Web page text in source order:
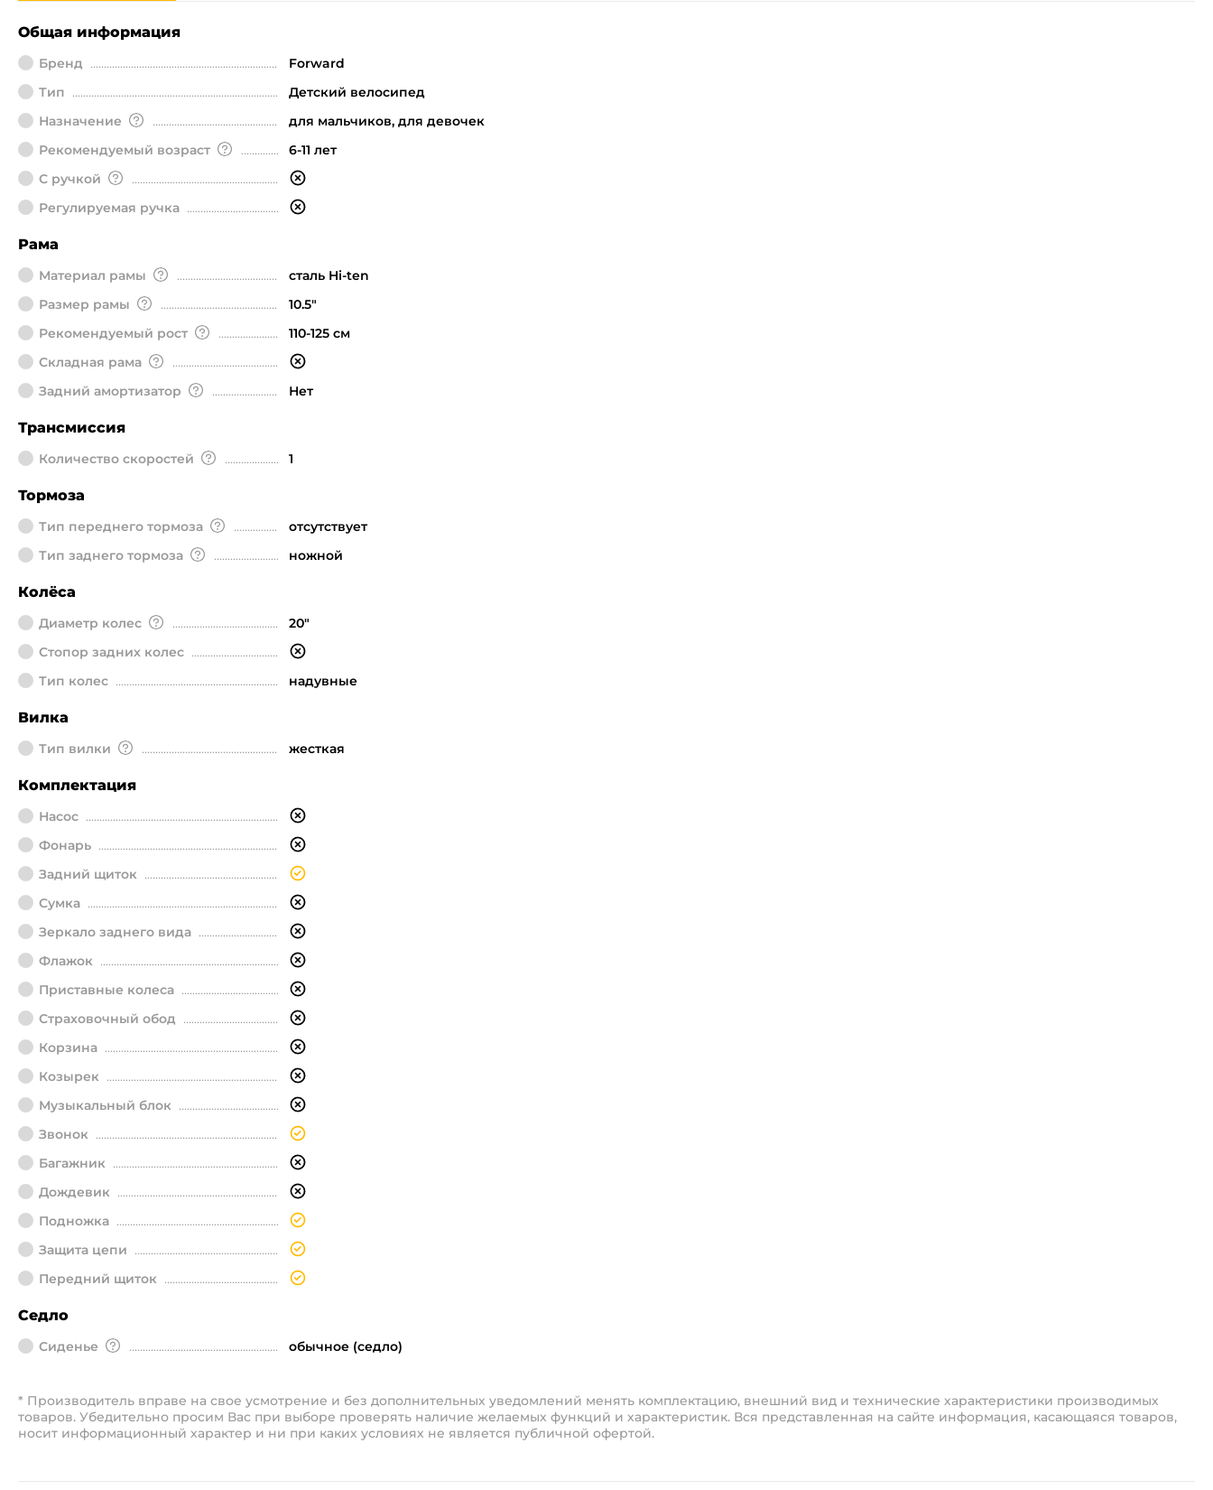
Общая информация
Бренд
Forward
Тип
Детский велосипед
Назначение
для мальчиков, для девочек
Рекомендуемый возраст
6-11 лет
С ручкой
Регулируемая ручка
Рама
Материал рамы
сталь Hi-ten
Размер рамы
10.5"
Рекомендуемый рост
110-125 см
Складная рама
Задний амортизатор
Нет
Трансмиссия
Количество скоростей 1
Тормоза
Тип переднего тормоза
отсутствует
Тип заднего тормоза
ножной
Колёса
Диаметр колeс
20"
Стопор задних колес
Тип колес
надувные
Вилка
Тип вилки жесткая
Комплектация
Насос
Фонарь
Задний щиток
Сумка
Зеркало заднего вида
Флажок
Приставные колеса
Страховочный обод
Корзина
Козырек
Музыкальный блок
Звонок
Багажник
Дождевик
Подножка
Защита цепи
Передний щиток
Седло
Сиденье обычное (седло)
* Производитель вправе на свое усмотрение и без дополнительных уведомлений менять комплектацию, внешний вид и технические характеристики производимых
товаров. Убедительно просим Вас при выборе проверять наличие желаемых функций и характеристик. Вся представленная на сайте информация, касающаяся товаров,
носит информационный характер и ни при каких условиях не является публичной офертой.